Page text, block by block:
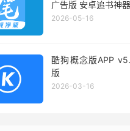
广告版 安卓追书神器
2026-05-16
酷狗概念版APP
版
2026-03-16